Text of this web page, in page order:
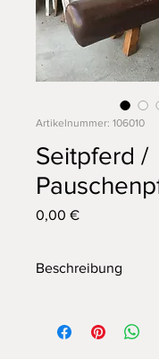
Artikelnummer: 106010
Seitpferd /
0,00 €Preis
Beschreibung
so das man es z.B.